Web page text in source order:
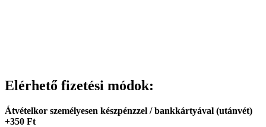
Elérhető fizetési módok:
Átvételkor személyesen készpénzzel / bankkártyával (utánvét)
+350 Ft